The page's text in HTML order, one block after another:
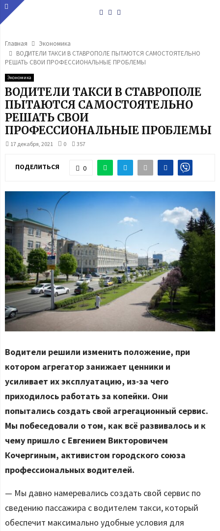
Youtube
Vk
Главная
Экономика
ВОДИТЕЛИ ТАКСИ В СТАВРОПОЛЕ ПЫТАЮТСЯ САМОСТОЯТЕЛЬНО
РЕШАТЬ СВОИ ПРОФЕССИОНАЛЬНЫЕ ПРОБЛЕМЫ
Экономика
ВОДИТЕЛИ ТАКСИ В СТАВРОПОЛЕ
ПЫТАЮТСЯ САМОСТОЯТЕЛЬНО
РЕШАТЬ СВОИ
ПРОФЕССИОНАЛЬНЫЕ ПРОБЛЕМЫ
17 декабря, 2021 0 357
ПОДЕЛИТЬСЯ 0
Водители решили изменить положение, при
котором агрегатор занижает ценники и
усиливает их эксплуатацию, из-за чего
приходилось работать за копейки. Они
попытались создать свой агрегационный сервис.
Мы побеседовали о том, как всё развивалось и к
чему пришло с Евгением Викторовичем
Кочергиным, активистом городского союза
профессиональных водителей.
— Мы давно намеревались создать свой сервис по
сведению пассажира с водителем такси, который
обеспечит максимально удобные условия для